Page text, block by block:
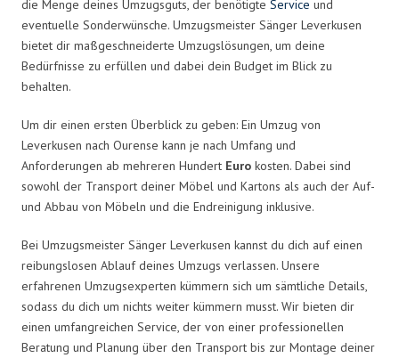
die Menge deines Umzugsguts, der benötigte Service und
eventuelle Sonderwünsche. Umzugsmeister Sänger Leverkusen
bietet dir maßgeschneiderte Umzugslösungen, um deine
Bedürfnisse zu erfüllen und dabei dein Budget im Blick zu
behalten.
Um dir einen ersten Überblick zu geben: Ein Umzug von
Leverkusen nach Ourense kann je nach Umfang und
Anforderungen ab mehreren Hundert Euro kosten. Dabei sind
sowohl der Transport deiner Möbel und Kartons als auch der Auf-
und Abbau von Möbeln und die Endreinigung inklusive.
Bei Umzugsmeister Sänger Leverkusen kannst du dich auf einen
reibungslosen Ablauf deines Umzugs verlassen. Unsere
erfahrenen Umzugsexperten kümmern sich um sämtliche Details,
sodass du dich um nichts weiter kümmern musst. Wir bieten dir
einen umfangreichen Service, der von einer professionellen
Beratung und Planung über den Transport bis zur Montage deiner